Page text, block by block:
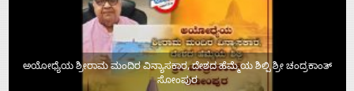
ಅಯೋಧ್ಯೆಯ ಶ್ರೀರಾಮ ಮಂದಿರ ವಿನ್ಯಾಸಕಾರ, ದೇಶದ ಹೆಮ್ಮೆಯ ಶಿಲ್ಪಿ ಶ್ರೀ ಚಂದ್ರಕಾಂತ್‌
ಸೋಂಪುರ